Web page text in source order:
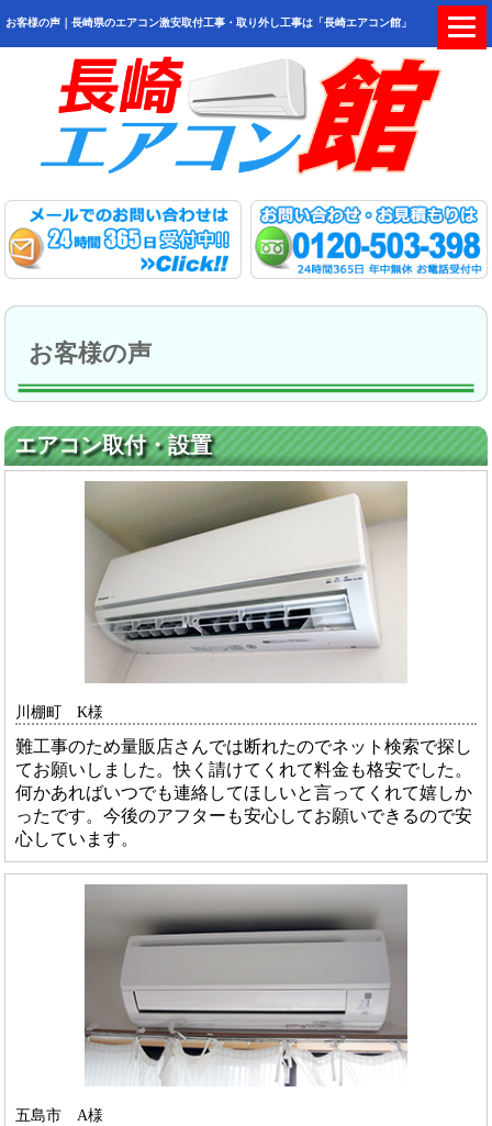
お客様の声｜長崎県のエアコン激安取付工事・取り外し工事は「長崎エアコン館」
お客様の声
エアコン取付・設置
川棚町 K様
難工事のため量販店さんでは断れたのでネット検索で探し
てお願いしました。快く請けてくれて料金も格安でした。
何かあればいつでも連絡してほしいと言ってくれて嬉しか
ったです。今後のアフターも安心してお願いできるので安
心しています。
五島市 A様